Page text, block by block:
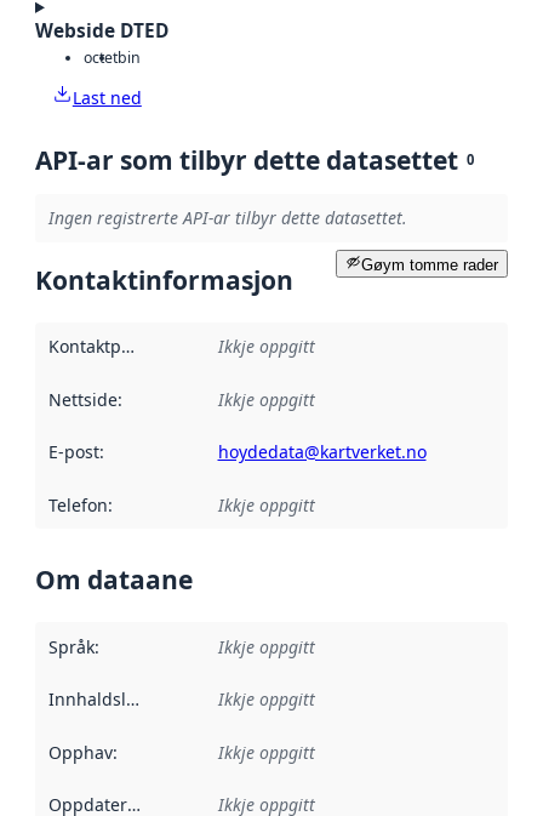
Webside DTED
octetbin
Last ned
API-ar som tilbyr dette datasettet 0
Ingen registrerte API-ar tilbyr dette datasettet.
Gøym tomme rader
Kontaktinformasjon
Kontaktpunkt Ikkje oppgitt
Nettside: Ikkje oppgitt
E-post: hoydedata@kartverket.no
Telefon: Ikkje oppgitt
Om dataane
Språk: Ikkje oppgitt
Innhaldsleverandørar :
Ikkje oppgitt
Opphav: Ikkje oppgitt
Oppdateringsfrekvens :
Ikkje oppgitt